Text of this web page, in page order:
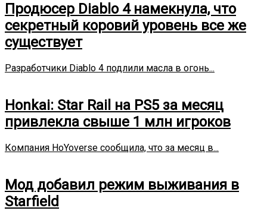
Продюсер Diablo 4 намекнула, что
секретный коровий уровень все же
существует
Разработчики Diablo 4 подлили масла в огонь...
Honkai: Star Rail на PS5 за месяц
привлекла свыше 1 млн игроков
Компания HoYoverse сообщила, что за месяц в...
Мод добавил режим выживания в
Starfield